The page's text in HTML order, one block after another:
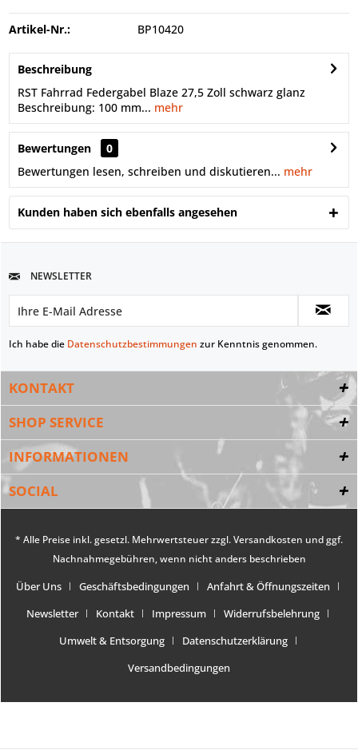
Artikel-Nr.: BP10420
Beschreibung
RST Fahrrad Federgabel Blaze 27,5 Zoll schwarz glanz
Beschreibung: 100 mm... mehr
Bewertungen
0
Bewertungen lesen, schreiben und diskutieren... mehr
Kunden haben sich ebenfalls angesehen
NEWSLETTER
Ich habe die Datenschutzbestimmungen zur Kenntnis genommen.
KONTAKT
SHOP SERVICE
INFORMATIONEN
SOCIAL
* Alle Preise inkl. gesetzl. Mehrwertsteuer zzgl.Versandkosten und ggf.
Nachnahmegebühren, wenn nicht anders beschrieben
Über Uns Geschäftsbedingungen
Anfahrt & Öffnungszeiten
Newsletter
Kontakt Impressum
Widerrufsbelehrung
Umwelt & Entsorgung
Datenschutzerklärung
Versandbedingungen